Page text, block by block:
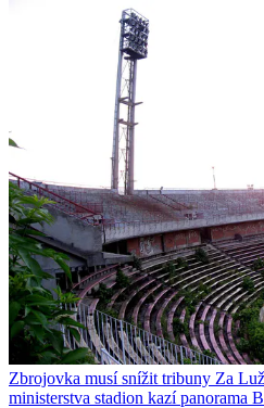
Zbrojovka musí snížit tribuny Za
ministerstva stadion kazí panorama